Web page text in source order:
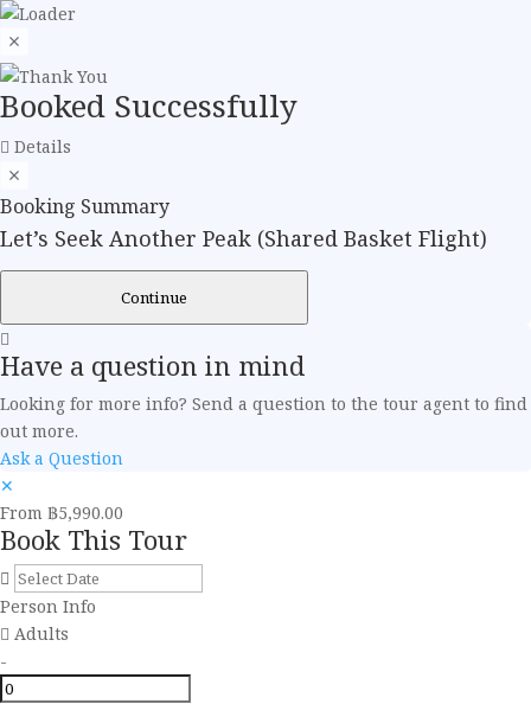
Booked Successfully
Details
Booking Summary
Let’s Seek Another Peak (Shared Basket Flight)
Continue
Have a question in mind
Looking for more info? Send a question to the tour agent to find
out more.
Ask a Question
✕
From ฿5,990.00
Book This Tour
Person Info
Adults
-